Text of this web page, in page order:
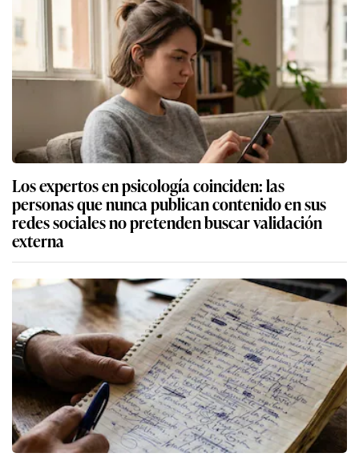
Los expertos en psicología coinciden: las
personas que nunca publican contenido en sus
redes sociales no pretenden buscar validación
externa